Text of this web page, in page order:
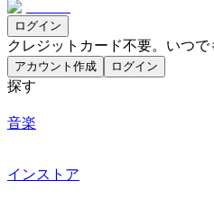
ログイン
クレジットカード不要。いつで
アカウント作成 ログイン
探す
音楽
インストア